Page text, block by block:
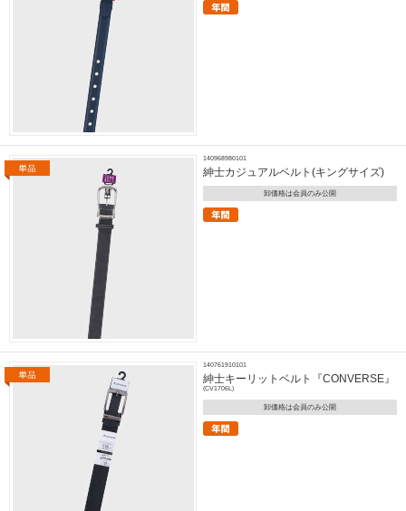
140968980101
紳士カジュアルベルト(キングサイズ)
卸価格は会員のみ公開
140761910101
紳士キーリットベルト『CONVERSE』
(CV1706L)
卸価格は会員のみ公開